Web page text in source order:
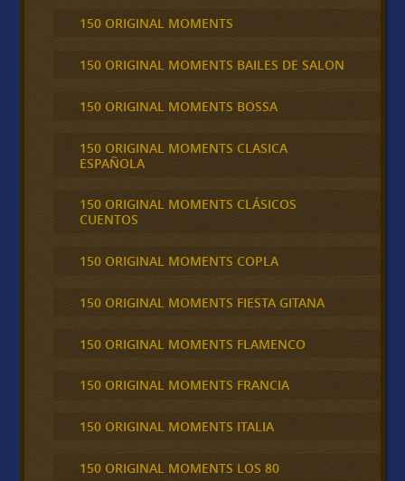
150 ORIGINAL MOMENTS
150 ORIGINAL MOMENTS BAILES DE SALON
150 ORIGINAL MOMENTS BOSSA
150 ORIGINAL MOMENTS CLASICA
ESPAÑOLA
150 ORIGINAL MOMENTS CLÁSICOS
CUENTOS
150 ORIGINAL MOMENTS COPLA
150 ORIGINAL MOMENTS FIESTA GITANA
150 ORIGINAL MOMENTS FLAMENCO
150 ORIGINAL MOMENTS FRANCIA
150 ORIGINAL MOMENTS ITALIA
150 ORIGINAL MOMENTS LOS 80